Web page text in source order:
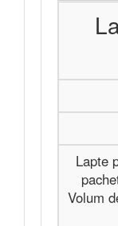
Lapte
Volum